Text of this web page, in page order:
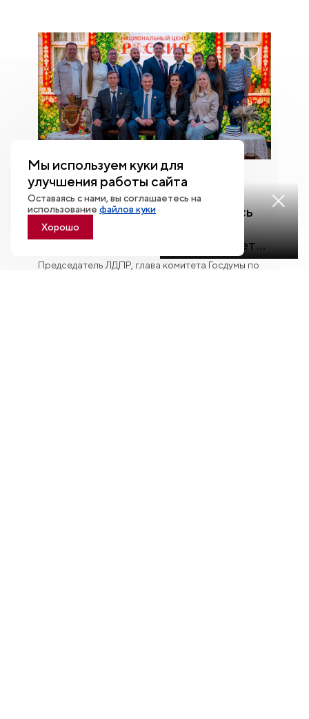
08.08
Леонид Слуцкий: «Здесь удалось
добиться самого главного —
человек действительно начинает
любить Югру»
Председатель ЛДПР, глава комитета Госдумы по
Смотреть
Мы используем куки для
улучшения работы сайта
Оставаясь с нами, вы соглашаетесь на
использованиефайлов куки
Хорошо